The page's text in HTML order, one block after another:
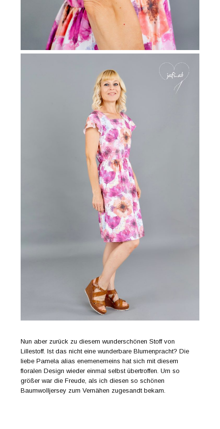
Nun aber zurück zu diesem wunderschönen Stoff von
Lillestoff. Ist das nicht eine wunderbare Blumenpracht? Die
liebe Pamela alias enemenemeins hat sich mit diesem
floralen Design wieder einmal selbst übertroffen. Um so
größer war die Freude, als ich diesen so schönen
Baumwolljersey zum Vernähen zugesandt bekam.